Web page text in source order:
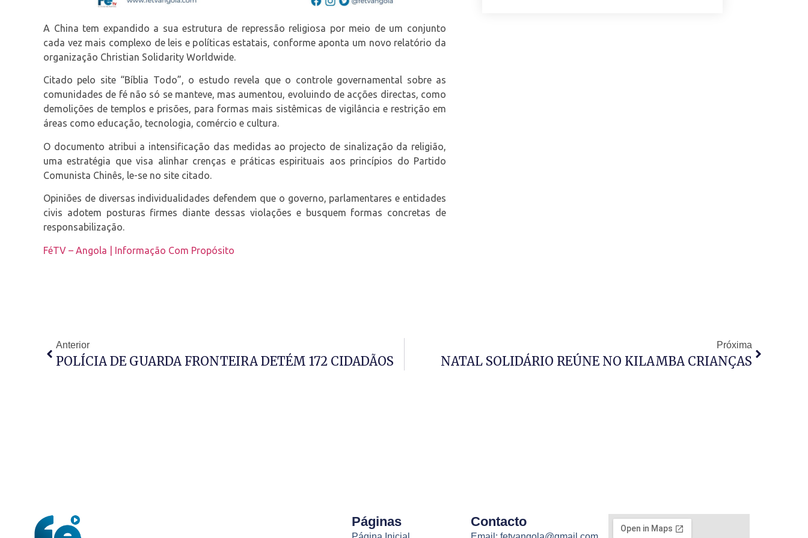
A China tem expandido a sua estrutura de repressão religiosa por meio de um conjunto
cada vez mais complexo de leis e políticas estatais, conforme aponta um novo relatório da
organização Christian Solidarity Worldwide.
Citado pelo site “Bíblia Todo”, o estudo revela que o controle governamental sobre as
comunidades de fé não só se manteve, mas aumentou, evoluindo de acções directas, como
demolições de templos e prisões, para formas mais sistêmicas de vigilância e restrição em
áreas como educação, tecnologia, comércio e cultura.
O documento atribui a intensificação das medidas ao projecto de sinalização da religião,
uma estratégia que visa alinhar crenças e práticas espirituais aos princípios do Partido
Comunista Chinês, le-se no site citado.
Opiniões de diversas individualidades defendem que o governo, parlamentares e entidades
civis adotem posturas firmes diante dessas violações e busquem formas concretas de
responsabilização.
FéTV – Angola | Informação Com Propósito
Anterior
POLÍCIA DE GUARDA FRONTEIRA DETÉM 172 CIDADÃOS
Próxima
NATAL SOLIDÁRIO REÚNE NO KILAMBA CRIANÇAS
Páginas Contacto